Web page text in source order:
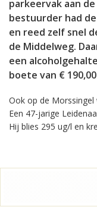
parkeervak aan
bestuurder had
en reed zelf snel
de Middelweg.
een
boete van € 190,00
Ook op de
Een 47-jarige
Hij blies 295 ug/l en